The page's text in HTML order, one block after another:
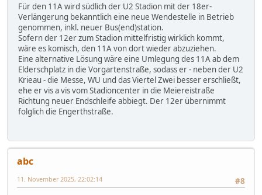
Für den 11A wird südlich der U2 Stadion mit der 18er-
Verlängerung bekanntlich eine neue Wendestelle in Betrieb
genommen, inkl. neuer Bus(end)station.
Sofern der 12er zum Stadion mittelfristig wirklich kommt,
wäre es komisch, den 11A von dort wieder abzuziehen.
Eine alternative Lösung wäre eine Umlegung des 11A ab dem
Elderschplatz in die Vorgartenstraße, sodass er - neben der U2
Krieau - die Messe, WU und das Viertel Zwei besser erschließt,
ehe er vis a vis vom Stadioncenter in die Meiereistraße
Richtung neuer Endschleife abbiegt. Der 12er übernimmt
folglich die Engerthstraße.
abc
#8
11. November 2025, 22:02:14